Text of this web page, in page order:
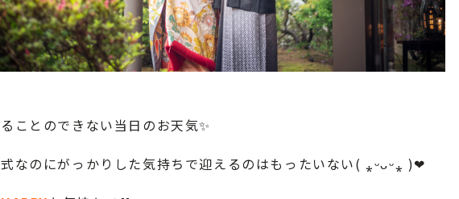
ことのできない当日のお天気✨
なのにがっかりした気持ちで迎えるのはもったいない( ⁎ᵕᴗᵕ⁎ )❤︎